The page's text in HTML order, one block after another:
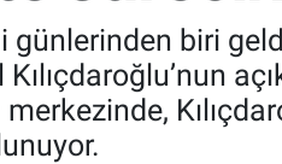
günlerinden biri